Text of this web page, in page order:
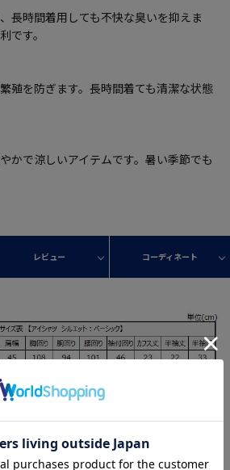
長時間着用しても不快な臭いを抑えま
です。
殖を防ぎます。長時間着ても清潔な状態
かで涼しいアイテムです。暑い季節でも
レビュー コーディネート